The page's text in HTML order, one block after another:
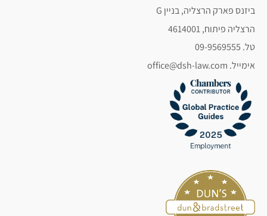
ביזנס פארק הרצליה, בניין G
הרצליה פיתוח, 4614001
טל. 09-9569555
אימייל. office@dsh-law.com